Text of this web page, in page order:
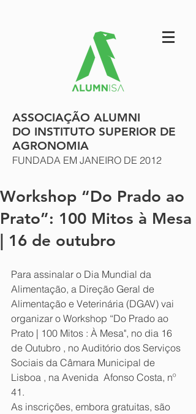
ASSOCIAÇÃO ALUMNI
DO INSTITUTO SUPERIOR DE
AGRONOMIA
FUNDADA EM JANEIRO DE 2012
Workshop “Do Prado ao
Prato”: 100 Mitos à Mesa
| 16 de outubro
Para assinalar o Dia Mundial da
Alimentação, a Direção Geral de
Alimentação e Veterinária (DGAV) vai
organizar o Workshop “Do Prado ao
Prato | 100 Mitos : À Mesa", no dia 16
de Outubro , no Auditório dos Serviços
Sociais da Câmara Municipal de
Lisboa , na Avenida  Afonso Costa, nº
41.
As inscrições, embora gratuitas, são